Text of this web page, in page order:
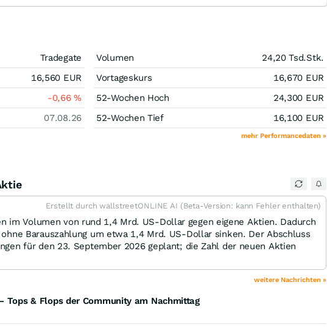
Tradegate
16,560 EUR
-0,66%
07.08.26
Volumen 24,20 Tsd.Stk.
Vortageskurs
16,670 EUR
52-Wochen Hoch
24,300 EUR
52-Wochen Tief
16,100 EUR
mehr Performancedaten »
Erstellt durch wallstreetONLINE AI (Beta-Version: kann Fehler enthalten)
im Volumen von rund 1,4 Mrd. US-Dollar gegen eigene Aktien. Dadurch
Barauszahlung um etwa 1,4 Mrd. US-Dollar sinken. Der Abschluss
für den 23. September 2026 geplant; die Zahl der neuen Aktien
weitere Nachrichten »
Tops & Flops der Community am Nachmittag